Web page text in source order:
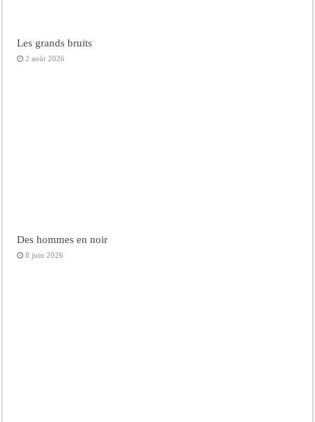
Les grands bruits
2 août 2026
Des hommes en noir
8 juin 2026